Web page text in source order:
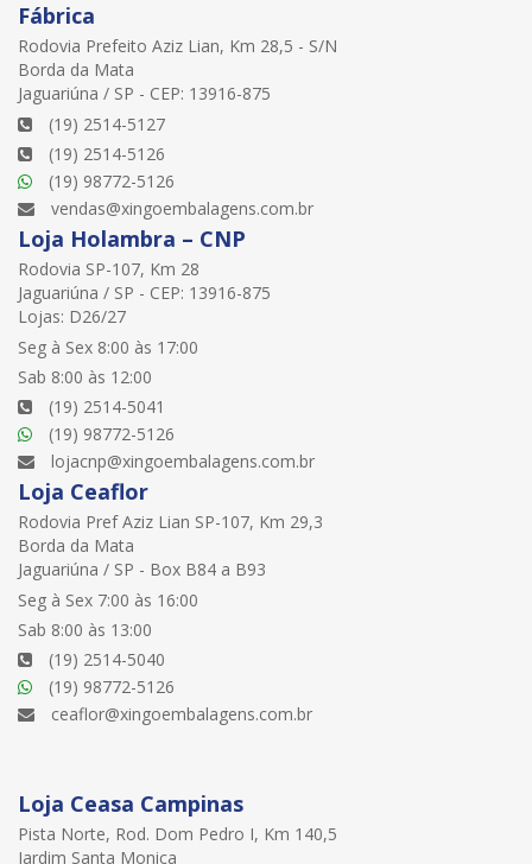
Fábrica
Rodovia Prefeito Aziz Lian, Km 28,5 - S/N
Borda da Mata
Jaguariúna / SP - CEP: 13916-875
(19) 2514-5127
(19) 2514-5126
(19) 98772-5126
vendas@xingoembalagens.com.br
Loja Holambra – CNP
Rodovia SP-107, Km 28
Jaguariúna / SP - CEP: 13916-875
Lojas: D26/27
Seg à Sex 8:00 às 17:00
Sab 8:00 às 12:00
(19) 2514-5041
(19) 98772-5126
lojacnp@xingoembalagens.com.br
Loja Ceaflor
Rodovia Pref Aziz Lian SP-107, Km 29,3
Borda da Mata
Jaguariúna / SP - Box B84 a B93
Seg à Sex 7:00 às 16:00
Sab 8:00 às 13:00
(19) 2514-5040
(19) 98772-5126
ceaflor@xingoembalagens.com.br
Loja Ceasa Campinas
Pista Norte, Rod. Dom Pedro I, Km 140,5
Jardim Santa Monica